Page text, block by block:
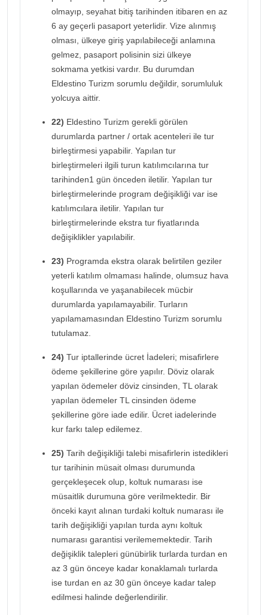
olmayıp, seyahat bitiş tarihinden itibaren en az
6 ay geçerli pasaport yeterlidir. Vize alınmış
olması, ülkeye giriş yapılabileceği anlamına
gelmez, pasaport polisinin sizi ülkeye
sokmama yetkisi vardır. Bu durumdan
Eldestino Turizm sorumlu değildir, sorumluluk
yolcuya aittir.
22) Eldestino Turizm gerekli görülen
durumlarda partner / ortak acenteleri ile tur
birleştirmesi yapabilir. Yapılan tur
birleştirmeleri ilgili turun katılımcılarına tur
tarihinden1 gün önceden iletilir. Yapılan tur
birleştirmelerinde program değişikliği var ise
katılımcılara iletilir. Yapılan tur
birleştirmelerinde ekstra tur fiyatlarında
değişiklikler yapılabilir.
23) Programda ekstra olarak belirtilen geziler
yeterli katılım olmaması halinde, olumsuz hava
koşullarında ve yaşanabilecek mücbir
durumlarda yapılamayabilir. Turların
yapılamamasından Eldestino Turizm sorumlu
tutulamaz.
24) Tur iptallerinde ücret İadeleri; misafirlere
ödeme şekillerine göre yapılır. Döviz olarak
yapılan ödemeler döviz cinsinden, TL olarak
yapılan ödemeler TL cinsinden ödeme
şekillerine göre iade edilir. Ücret iadelerinde
kur farkı talep edilemez.
25) Tarih değişikliği talebi misafirlerin istedikleri
tur tarihinin müsait olması durumunda
gerçekleşecek olup, koltuk numarası ise
müsaitlik durumuna göre verilmektedir. Bir
önceki kayıt alınan turdaki koltuk numarası ile
tarih değişikliği yapılan turda aynı koltuk
numarası garantisi verilememektedir. Tarih
değişiklik talepleri günübirlik turlarda turdan en
az 3 gün önceye kadar konaklamalı turlarda
ise turdan en az 30 gün önceye kadar talep
edilmesi halinde değerlendirilir.